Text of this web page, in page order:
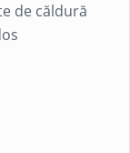
de căldură